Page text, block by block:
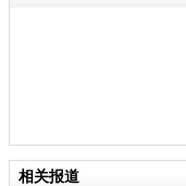
相关报道